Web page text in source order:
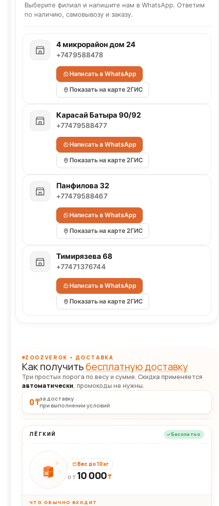
Выберите филиал и напишите нам в WhatsApp. Ответим
по наличию, самовывозу и заказу.
4 микрорайон дом 24
+7479588478
Написать в WhatsApp
Показать на карте 2ГИС
Карасай Батыра 90/92
+77479588477
Написать в WhatsApp
Показать на карте 2ГИС
Панфилова 32
+77479588467
Написать в WhatsApp
Показать на карте 2ГИС
Тимирязева 68
+77471376744
Написать в WhatsApp
Показать на карте 2ГИС
ZOOZVEROK • ДОСТАВКА
Как получитьбесплатную доставку
Три простых порога по весу и сумме. Скидка применяется
автоматически, промокоды не нужны.
0 ₸за доставку
при выполнении условий
ЛЁГКИЙ Бесплатно
10кг
Вес до 10 кг
ОТ 10 000₸
ЧТО ОБЫЧНО ВХОДИТ